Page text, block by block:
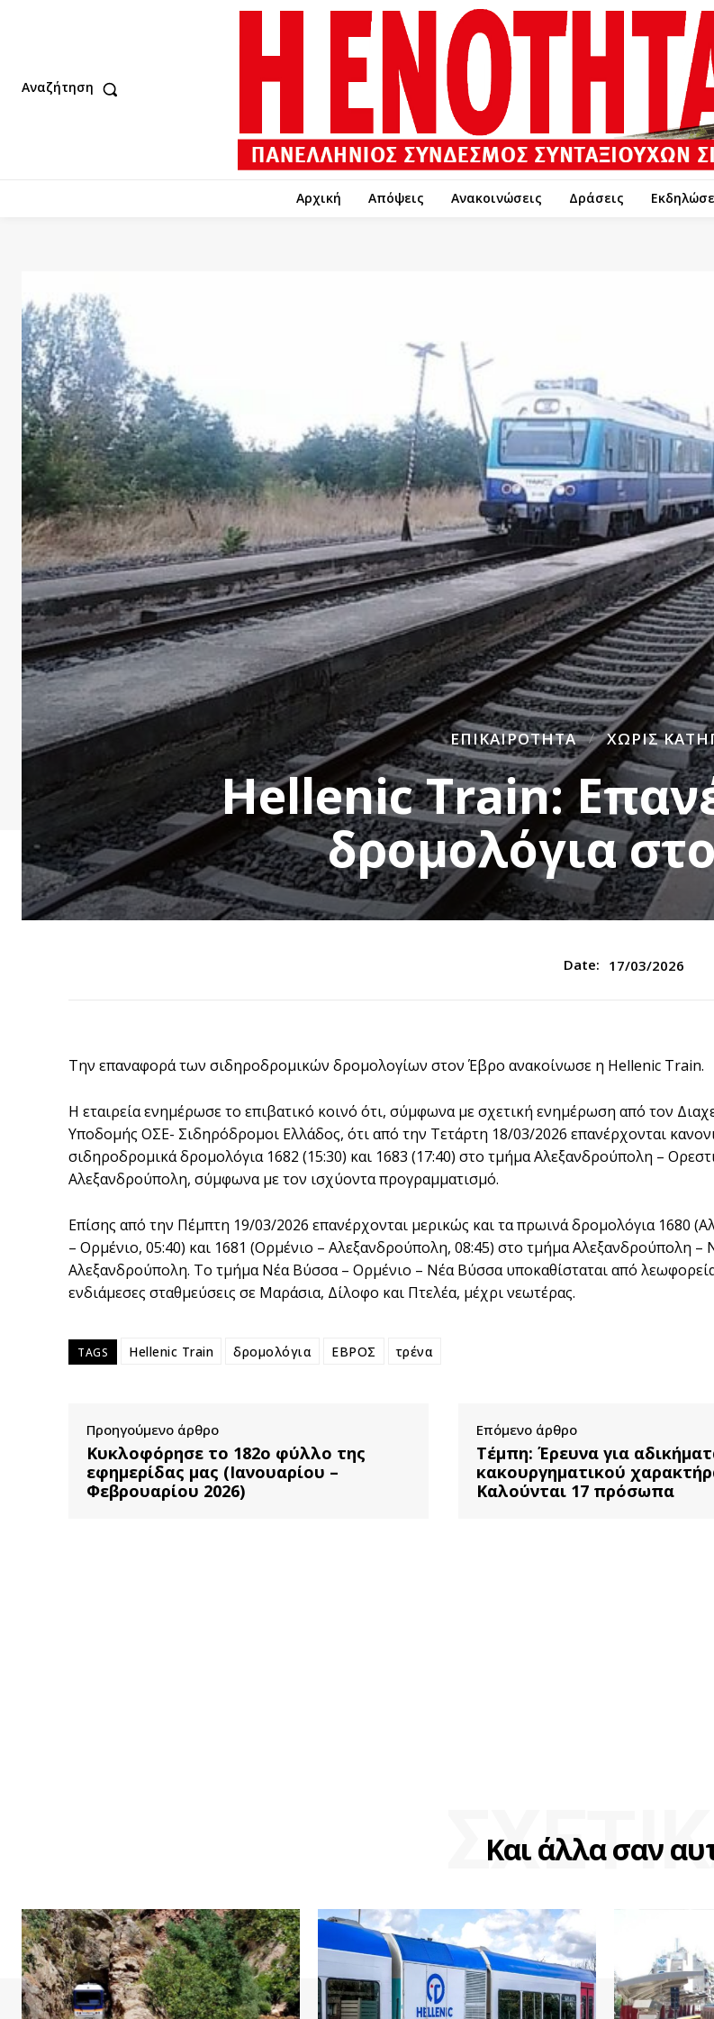
Αναζήτηση
Αρχική Απόψεις Ανακοινώσεις Δράσεις
ΕΠΙΚΑΙΡΌΤΗΤΑ ΧΩΡΊΣ
Hellenic Train:
δρομολόγια
Date: 17/03/2026
Την επαναφορά των σιδηροδρομικών δρομολογίων στον Έβρο ανακοίνωσε η Hellenic Train.
Η εταιρεία ενημέρωσε το επιβατικό κοινό ότι, σύμφωνα με σχετική ενημέρωση από τον
Υποδομής ΟΣΕ- Σιδηρόδρομοι Ελλάδος, ότι από την Τετάρτη 18/03/2026 επανέρχονται
σιδηροδρομικά δρομολόγια 1682 (15:30) και 1683 (17:40) στο τμήμα Αλεξανδρούπολη –
Αλεξανδρούπολη, σύμφωνα με τον ισχύοντα προγραμματισμό.
Επίσης από την Πέμπτη 19/03/2026 επανέρχονται μερικώς και τα πρωινά δρομολόγια 1680
– Ορμένιο, 05:40) και 1681 (Ορμένιο – Αλεξανδρούπολη, 08:45) στο τμήμα Αλεξανδρούπολη –
Αλεξανδρούπολη. Το τμήμα Νέα Βύσσα – Ορμένιο – Νέα Βύσσα υποκαθίσταται από
ενδιάμεσες σταθμεύσεις σε Μαράσια, Δίλοφο και Πτελέα, μέχρι νεωτέρας.
TAGS Hellenic Train δρομολόγια ΕΒΡΟΣ τρένα
Προηγούμενο άρθρο
Κυκλοφόρησε το 182ο φύλλο της
εφημερίδας μας (Ιανουαρίου –
Φεβρουαρίου 2026)
Επόμενο άρθρο
Τέμπη: Έρευνα για
κακουργηματικού
Καλούνται 17 πρόσωπα
Και άλλα σαν